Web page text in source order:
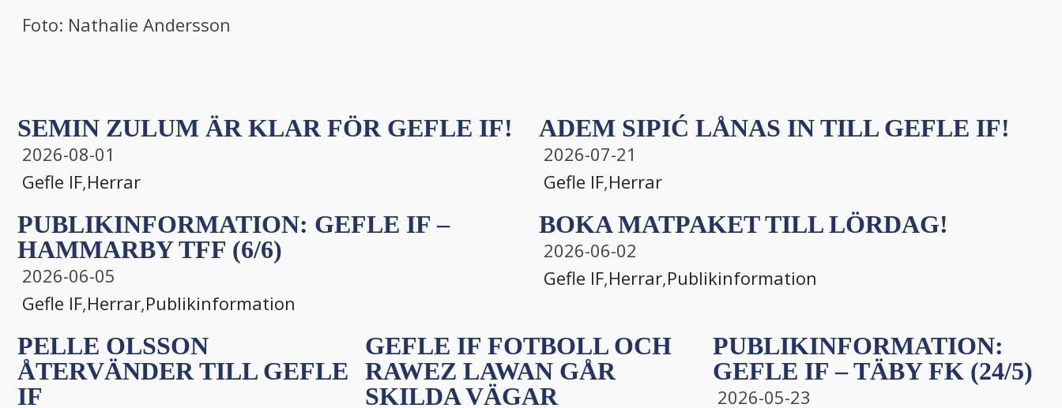
Foto: Nathalie Andersson
SEMIN ZULUM ÄR KLAR FÖR GEFLE IF!
2026-08-01
Gefle IF,Herrar
ADEM SIPIĆ LÅNAS IN TILL GEFLE IF!
2026-07-21
Gefle IF,Herrar
PUBLIKINFORMATION: GEFLE IF –
HAMMARBY TFF (6/6)
2026-06-05
Gefle IF,Herrar,Publikinformation
BOKA MATPAKET TILL LÖRDAG!
2026-06-02
Gefle IF,Herrar,Publikinformation
PELLE OLSSON
ÅTERVÄNDER TILL GEFLE
IF
GEFLE IF FOTBOLL OCH
RAWEZ LAWAN GÅR
SKILDA VÄGAR
PUBLIKINFORMATION:
GEFLE IF – TÄBY FK (24/5)
2026-05-23